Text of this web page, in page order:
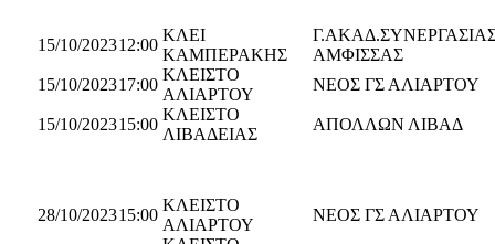
15/10/202312:00
ΚΛΕΙ
ΚΑΜΠΕΡΑΚΗΣ
ΑΜΦΙΣΣΑΣ
15/10/202317:00
ΚΛΕΙΣΤΟ
ΑΛΙΑΡΤΟΥ
ΝΕΟΣ ΓΣ ΑΛΙΑΡΤΟΥ
15/10/202315:00
ΚΛΕΙΣΤΟ
ΛΙΒΑΔΕΙΑΣ
ΑΠΟΛΛΩΝ ΛΙΒΑΔ
28/10/202315:00
ΚΛΕΙΣΤΟ
ΑΛΙΑΡΤΟΥ
ΝΕΟΣ ΓΣ ΑΛΙΑΡΤΟΥ